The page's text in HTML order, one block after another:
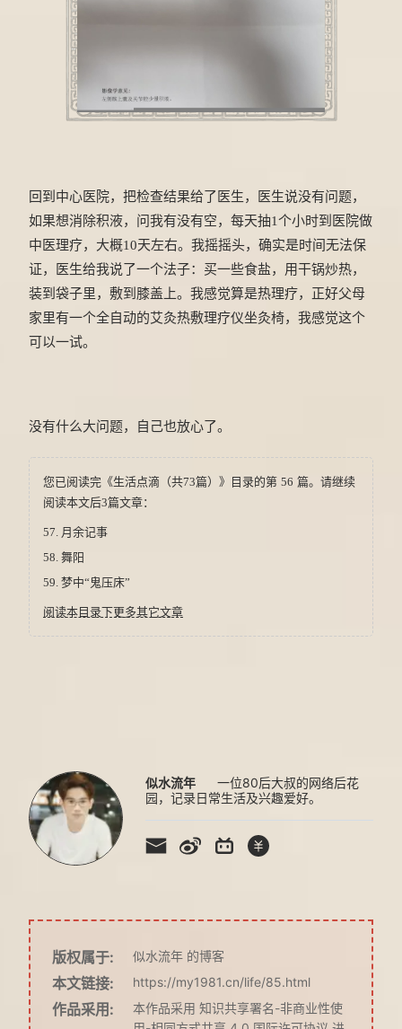
回到中心医院，把检查结果给了医生，医生说没有问题，
如果想消除积液，问我有没有空，每天抽1个小时到医院做
中医理疗，大概10天左右。我摇摇头，确实是时间无法保
证，医生给我说了一个法子：买一些食盐，用干锅炒热，
装到袋子里，敷到膝盖上。我感觉算是热理疗，正好父母
家里有一个全自动的艾灸热敷理疗仪坐灸椅，我感觉这个
可以一试。
没有什么大问题，自己也放心了。
您已阅读完《生活点滴（共73篇）》目录的第 56 篇。请继续
阅读本文后3篇文章：
57. 月余记事
58. 舞阳
59. 梦中“鬼压床”
阅读本目录下更多其它文章
似水流年
一位80后大叔的网络后花
园，记录日常生活及兴趣爱好。
版权属于: 似水流年 的博客
本文链接: https://my1981.cn/life/85.html
作品采用: 本作品采用 知识共享署名-非商业性使